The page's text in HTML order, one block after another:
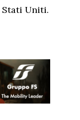
Stati Uniti.